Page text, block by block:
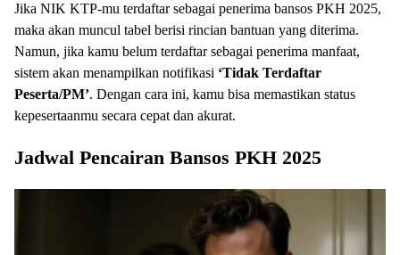
Jika NIK KTP-mu terdaftar sebagai penerima bansos PKH 2025,
maka akan muncul tabel berisi rincian bantuan yang diterima.
Namun, jika kamu belum terdaftar sebagai penerima manfaat,
sistem akan menampilkan notifikasi ‘Tidak Terdaftar
Peserta/PM’. Dengan cara ini, kamu bisa memastikan status
kepesertaanmu secara cepat dan akurat.
Jadwal Pencairan Bansos PKH 2025